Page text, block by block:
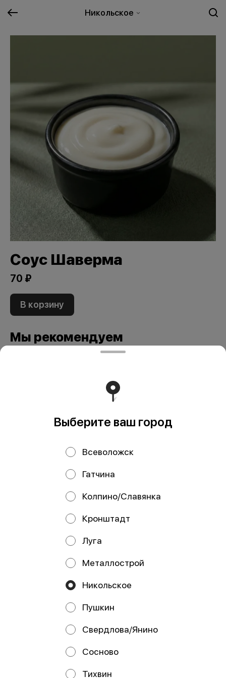
Никольское
Соус Шаверма
70 ₽
В корзину
Мы рекомендуем
Соус Барбекю Соус Спайси
ИНДИВИДУАЛЬНЫЙ
МИХАИЛ АНДРЕЕВИЧ
г. Колпино, ул. Загородная, дом 61 р/с
40802810100001391844 Банк АО «Тинькофф Банк» БИК
Работает на эффективном ядреFoodpicásso
Политика конфиденциальности
Выберите ваш город
Всеволожск
Гатчина
Колпино/Славянка
Кронштадт
Луга
Металлострой
Никольское
Пушкин
Свердлова/Янино
Сосново
Тихвин